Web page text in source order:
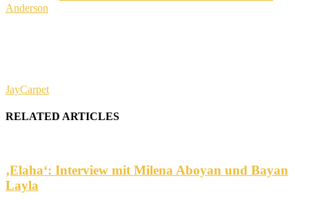
Anderson
JayCarpet
RELATED ARTICLES
‚Elaha‘: Interview mit Milena Aboyan und Bayan
Layla